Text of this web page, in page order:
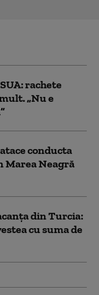
rachete
„Nu e
conducta
Marea Neagră
din Turcia:
cu suma de